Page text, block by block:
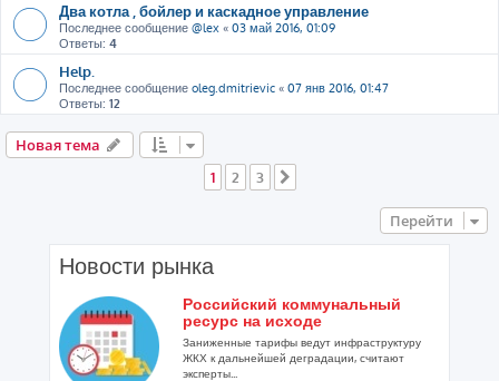
Два котла , бойлер и каскадное управление
Последнее сообщение @lex « 03 май 2016, 01:09
Ответы: 4
Help.
Последнее сообщение oleg.dmitrievic « 07 янв 2016, 01:47
Ответы: 12
Новая тема
1
2 3
Перейти
Новости рынка
Российский коммунальный
ресурс на исходе
Заниженные тарифы ведут инфраструктуру
ЖКХ к дальнейшей деградации, считают
эксперты...